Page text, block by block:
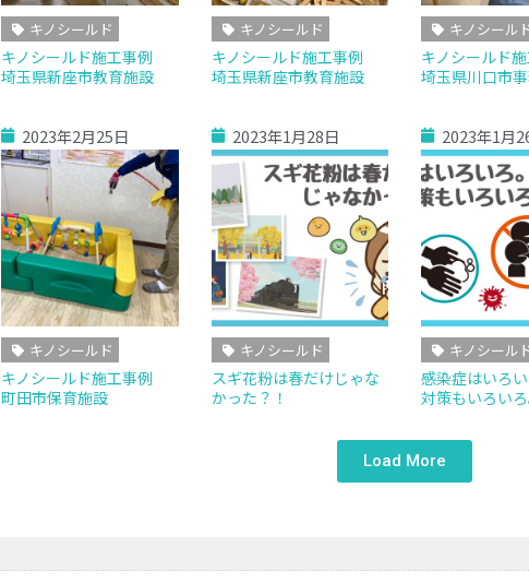
キノシールド
キノシールド施工事例
埼玉県新座市教育施設
キノシールド
キノシールド施工事例
埼玉県新座市教育施設
キノシール
キノシールド
埼玉県川口市
2023年2月25日
キノシールド
キノシールド施工事例
町田市保育施設
2023年1月28日
キノシールド
スギ花粉は春だけじゃな
かった？！
2023年1月
キノシール
感染症はいろ
対策もいろいろ
Load More